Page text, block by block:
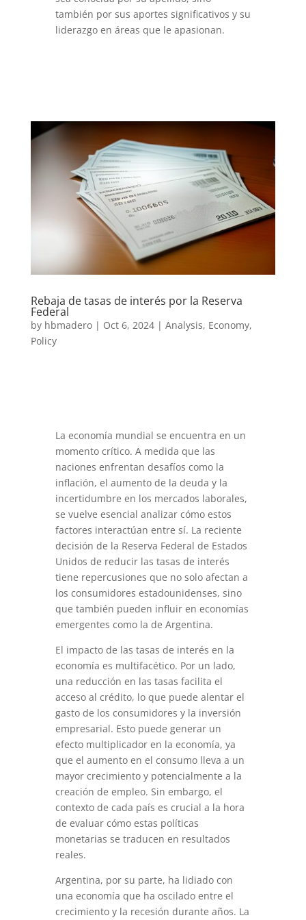
también por sus aportes significativos y su
liderazgo en áreas que le apasionan.
Rebaja de tasas de interés por la Reserva
Federal
by hbmadero| Oct 6, 2024| Analysis, Economy,
Policy
La economía mundial se encuentra en un
momento crítico. A medida que las
naciones enfrentan desafíos como la
inflación, el aumento de la deuda y la
incertidumbre en los mercados laborales,
se vuelve esencial analizar cómo estos
factores interactúan entre sí. La reciente
decisión de la Reserva Federal de Estados
Unidos de reducir las tasas de interés
tiene repercusiones que no solo afectan a
los consumidores estadounidenses, sino
que también pueden influir en economías
emergentes como la de Argentina.
El impacto de las tasas de interés en la
economía es multifacético. Por un lado,
una reducción en las tasas facilita el
acceso al crédito, lo que puede alentar el
gasto de los consumidores y la inversión
empresarial. Esto puede generar un
efecto multiplicador en la economía, ya
que el aumento en el consumo lleva a un
mayor crecimiento y potencialmente a la
creación de empleo. Sin embargo, el
contexto de cada país es crucial a la hora
de evaluar cómo estas políticas
monetarias se traducen en resultados
reales.
Argentina, por su parte, ha lidiado con
una economía que ha oscilado entre el
crecimiento y la recesión durante años. La